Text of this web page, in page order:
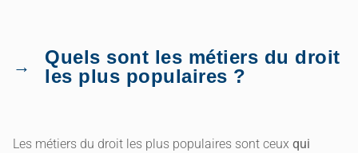
Quels sont les métiers du droit
les plus populaires ?
Les métiers du droit les plus populaires sont ceux qui